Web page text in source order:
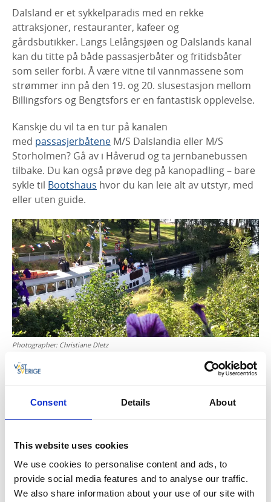
Consent Details About
This website uses cookies
We use cookies to personalise content and ads, to
provide social media features and to analyse our traffic.
We also share information about your use of our site with
Dalsland er et sykkelparadis med en rekke
attraksjoner, restauranter, kafeer og
gårdsbutikker. Langs Lelångsjøen og Dalslands kanal
kan du titte på både passasjerbåter og fritidsbåter
som seiler forbi. Å være vitne til vannmassene som
strømmer inn på den 19. og 20. slusestasjon mellom
Billingsfors og Bengtsfors er en fantastisk opplevelse.
Kanskje du vil ta en tur på kanalen
med passasjerbåtene M/S Dalslandia eller M/S
Storholmen? Gå av i Håverud og ta jernbanebussen
tilbake. Du kan også prøve deg på kanopadling – bare
sykle til Bootshaus hvor du kan leie alt av utstyr, med
eller uten guide.
Photographer: Christiane DIetz
Sett av tid til å titte på kultursenteret Not Quitesine
tankevekkende utstillinger. Der kan du også kose deg
på både kafé og bistro, eller handle ferske bakervarer
på steinovnsbakeriet Brukets Godaste.
Oppdag Ronja Røverdatters hjemtrakter
Velger du etappe 4 fra Lennartsfors til Bengtsfors,
sykler du i området der deler av filmen om Ronja
Røverdatter ble spilt inn. Når du tråkker gjennom